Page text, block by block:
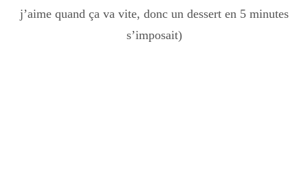
j’aime quand ça va vite, donc un dessert en 5 minutes
s’imposait)